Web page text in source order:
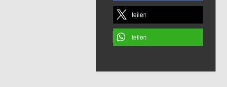
teilen
teilen